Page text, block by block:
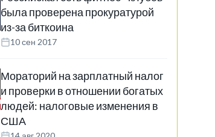
была проверена прокуратурой
из-за биткоина
10 сен 2017
Мораторий на зарплатный налог
и проверки в отношении богатых
людей: налоговые изменения в
США